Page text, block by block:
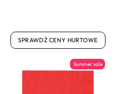
SPRAWDŹ CENY HURTOWE
Summer sale